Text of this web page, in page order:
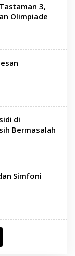
3,
Olimpiade
di
Bermasalah
Simfoni